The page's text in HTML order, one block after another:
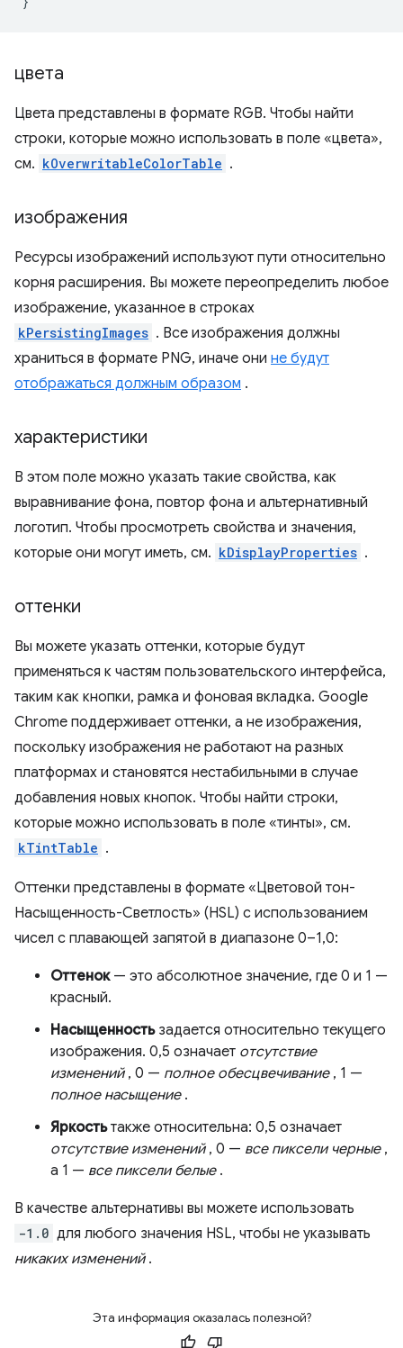
цвета
Цвета представлены в формате RGB. Чтобы найти
строки, которые можно использовать в поле «цвета»,
см. kOverwritableColorTable .
изображения
Ресурсы изображений используют пути относительно
корня расширения. Вы можете переопределить любое
изображение, указанное в строках
kPersistingImages . Все изображения должны
храниться в формате PNG, иначе они не будут
отображаться должным образом .
характеристики
В этом поле можно указать такие свойства, как
выравнивание фона, повтор фона и альтернативный
логотип. Чтобы просмотреть свойства и значения,
которые они могут иметь, см. kDisplayProperties .
оттенки
Вы можете указать оттенки, которые будут
применяться к частям пользовательского интерфейса,
таким как кнопки, рамка и фоновая вкладка. Google
Chrome поддерживает оттенки, а не изображения,
поскольку изображения не работают на разных
платформах и становятся нестабильными в случае
добавления новых кнопок. Чтобы найти строки,
которые можно использовать в поле «тинты», см.
kTintTable .
Оттенки представлены в формате «Цветовой тон-
Насыщенность-Светлость» (HSL) с использованием
чисел с плавающей запятой в диапазоне 0–1,0:
Оттенок— это абсолютное значение, где 0 и 1 —
красный.
Насыщенностьзадается относительно текущего
изображения. 0,5 означает отсутствие
изменений, 0 — полное обесцвечивание, 1 —
полное насыщение.
Яркостьтакже относительна: 0,5 означает
отсутствие изменений, 0 — все пиксели черные,
а 1 — все пиксели белые.
В качестве альтернативы вы можете использовать
-1.0 для любого значения HSL, чтобы не указывать
никаких изменений.
Эта информация оказалась полезной?